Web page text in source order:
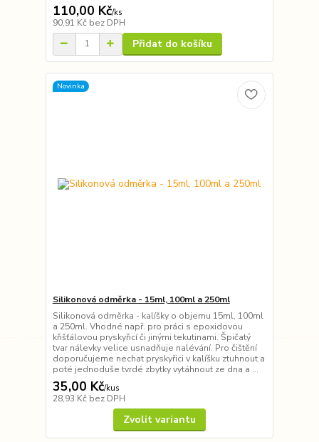
110,00 Kč/ks
90,91 Kč bez DPH
Přidat do košíku
Novinka
Silikonová odměrka - 15ml, 100ml a 250ml
Silikonová odměrka - kalíšky o objemu 15ml, 100ml
a 250ml. Vhodné např. pro práci s epoxidovou
křišťálovou pryskyřicí či jinými tekutinami. Špičatý
tvar nálevky velice usnadňuje nalévání. Pro čištění
doporučujeme nechat pryskyřici v kalíšku ztuhnout a
poté jednoduše tvrdé zbytky vytáhnout ze dna a ...
35,00 Kč/kus
28,93 Kč bez DPH
Zvolit variantu